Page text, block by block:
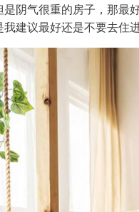
阴气很重的房子，那最
建议最好还是不要去住